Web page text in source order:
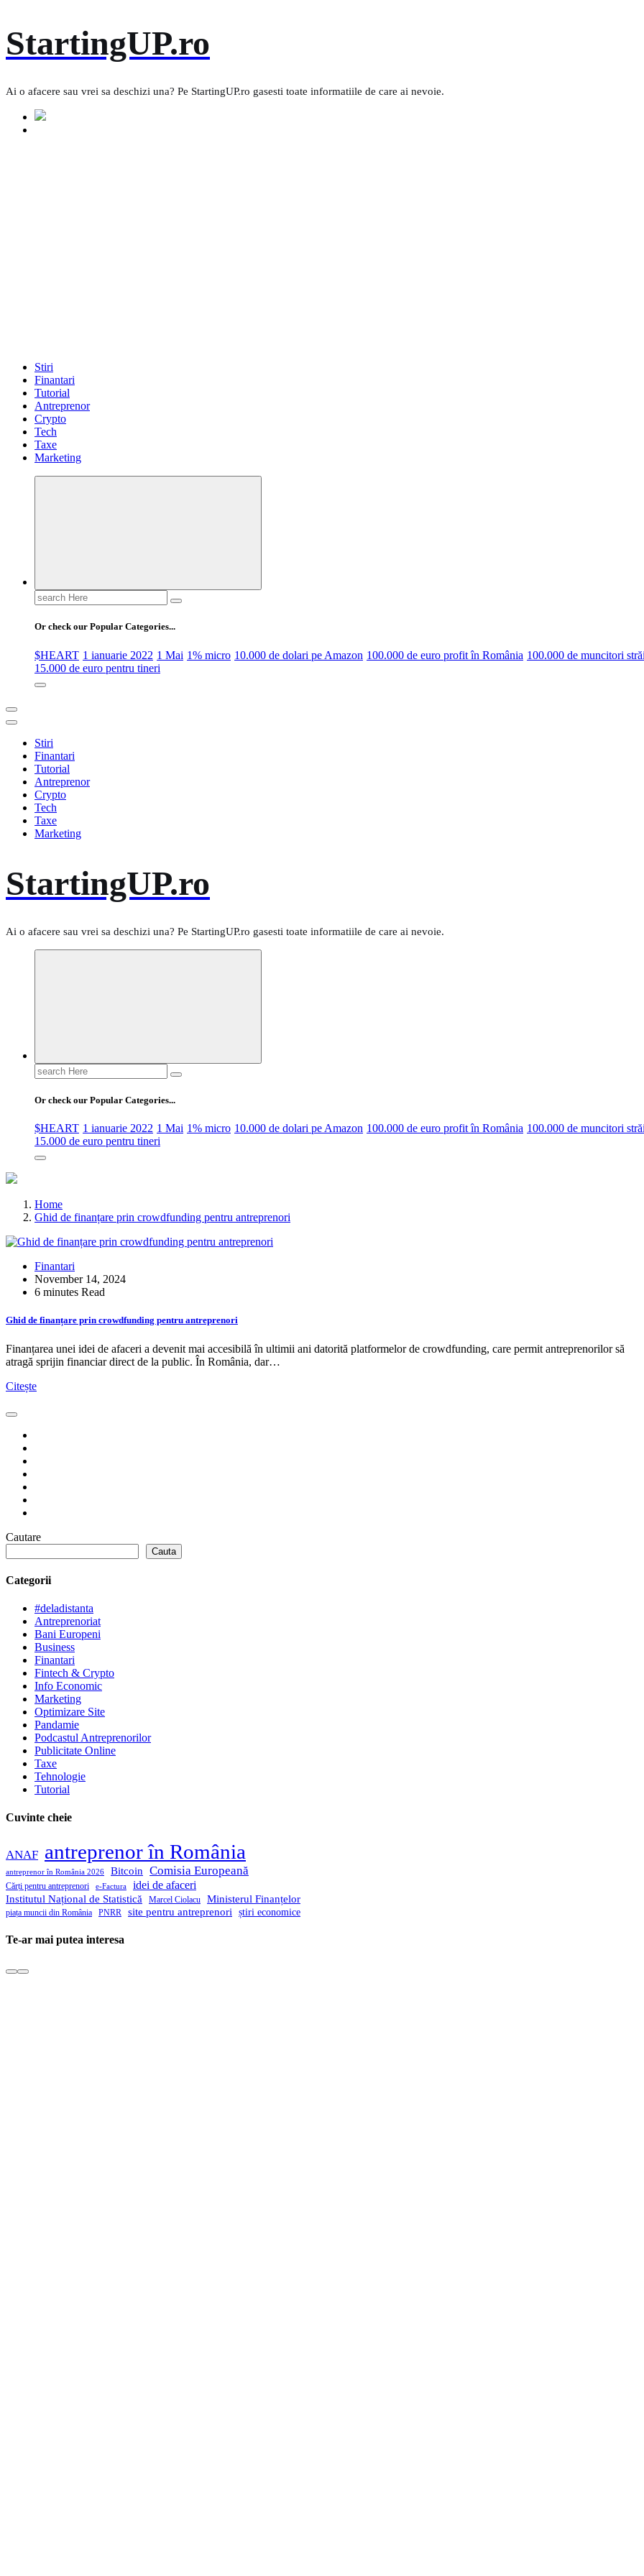
to
content
StartingUP.ro
Ai o afacere sau vrei sa deschizi una? Pe StartingUP.ro gasesti toate informatiile de care ai nevoie.
Stiri
Finantari
Tutorial
Antreprenor
Crypto
Tech
Taxe
Marketing
Search
for:
Or check our Popular Categories...
$HEART 1 ianuarie 2022 1 Mai 1% micro 10.000 de dolari pe Amazon 100.000 de euro profit în România 100.000 de muncitori
15.000 de euro pentru tineri
Stiri
Finantari
Tutorial
Antreprenor
Crypto
Tech
Taxe
Marketing
StartingUP.ro
Ai o afacere sau vrei sa deschizi una? Pe StartingUP.ro gasesti toate informatiile de care ai nevoie.
Search
for:
Or check our Popular Categories...
$HEART 1 ianuarie 2022 1 Mai 1% micro 10.000 de dolari pe Amazon 100.000 de euro profit în România 100.000 de muncitori
15.000 de euro pentru tineri
Home
Ghid de finanțare prin crowdfunding pentru antreprenori
Finantari
November 14, 2024
6 minutes Read
Ghid de finanțare prin crowdfunding pentru antreprenori
Finanțarea unei idei de afaceri a devenit mai accesibilă în ultimii ani datorită platformelor de crowdfunding, care permit antreprenorilor să
atragă sprijin financiar direct de la public. În România, dar…
Citește
Cautare
Cauta
Categorii
#deladistanta
Antreprenoriat
Bani Europeni
Business
Finantari
Fintech & Crypto
Info Economic
Marketing
Optimizare Site
Pandamie
Podcastul Antreprenorilor
Publicitate Online
Taxe
Tehnologie
Tutorial
Cuvinte cheie
ANAF antreprenor în România
antreprenor în România 2026 Bitcoin Comisia Europeană
Cărți pentru antreprenori e-Factura idei de afaceri
Institutul Național de Statistică Marcel Ciolacu Ministerul Finanțelor
piața muncii din România PNRR site pentru antreprenori știri economice
Te-ar mai putea interesa